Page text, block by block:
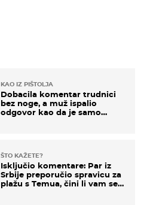
KAO IZ PIŠTOLJA
Dobacila komentar trudnici
bez noge, a muž ispalio
odgovor kao da je samo
ŠTO KAŽETE?
Isključio komentare: Par iz
Srbije preporučio spravicu za
plažu s Temua, čini li vam se